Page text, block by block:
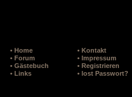
• Home
• Forum
• Gästebuch
• Links
• Kontakt
• Impressum
• Registrieren
• lost Passwort?